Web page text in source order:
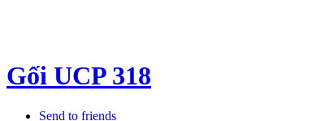
Gối UCP 318
Send to friends